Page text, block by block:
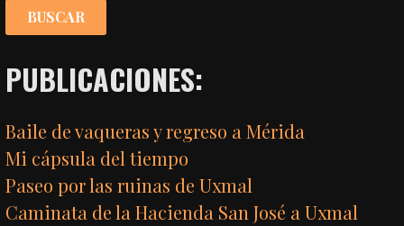
PUBLICACIONES:
Baile de vaqueras y regreso a Mérida
Mi cápsula del tiempo
Paseo por las ruinas de Uxmal
Caminata de la Hacienda San José a Uxmal